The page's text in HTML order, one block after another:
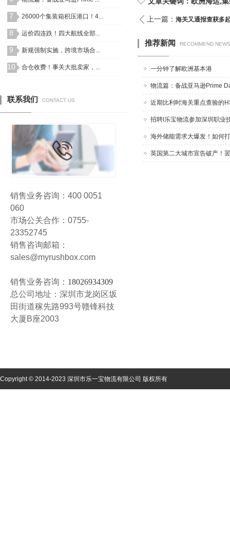
7 26000个集装箱积压港口！4...
8 运价四连跌！四大航线全部...
9 新规强制实施，跨境市场合...
10 合仓收费！事关大批卖家，...
联系我们 CONTACT US
销售业务咨询：400 0051
060
市场公关合作：0755-
23352745
销售咨询邮箱：
sales@myrushbox.com
销售业务咨询： 18026934309
总公司地址：深圳市龙岗区坂
田街道稼先路993号赣锋科技
大厦B座2003
上一篇： 海关又通报查获多
推荐新闻 RECOMMEND NEWS
一分钟了解欧洲基本港
物流篇：备战亚马逊Prime
近期比利时海关重点查验的
招聘I乐宝物流参加深圳职业
海外储能需求大爆发！如何
英国第二大城市宣告破产！
Copyright © 2014-2023 深圳市乐一宝物流有限公司 版权所有